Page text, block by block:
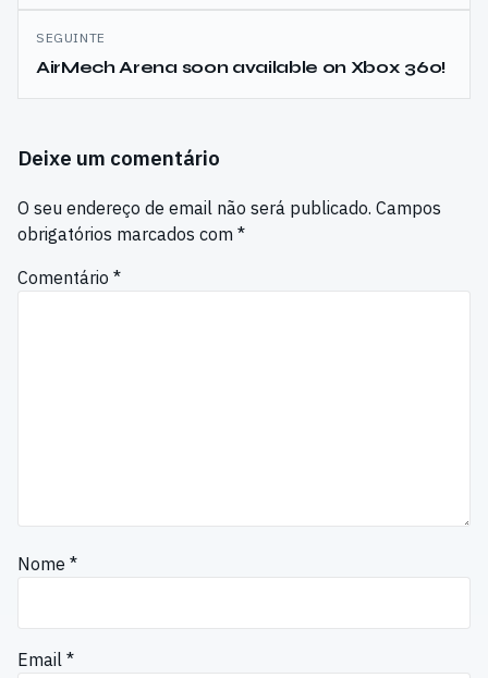
artigos
SEGUINTE
AirMech Arena soon available on Xbox 360!
Deixe um comentário
O seu endereço de email não será publicado. Campos
obrigatórios marcados com *
Comentário *
Nome *
Email *